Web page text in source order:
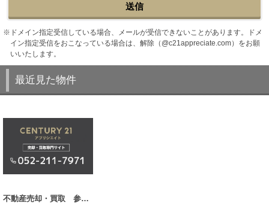
送信
ドメイン指定受信している場合、メールが受信できないことがあります。ドメ
イン指定受信をおこなっている場合は、解除（@c21appreciate.com）をお願
いいたします。
最近見た物件
不動産売却・買取 参考事例